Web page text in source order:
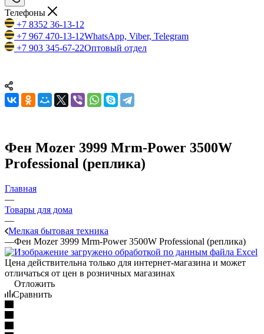
Телефоны
+7 8352 36-13-12
+7 967 470-13-12WhatsApp, Viber, Telegram
+7 903 345-67-22Оптовый отдел
Фен Mozer 3999 Mrm-Power 3500W
Professional (реплика)
Главная
—
Товары для дома
—
Мелкая бытовая техника
—Фен Mozer 3999 Mrm-Power 3500W Professional (реплика)
Цена действительна только для интернет-магазина и может
отличаться от цен в розничных магазинах
Отложить
Сравнить